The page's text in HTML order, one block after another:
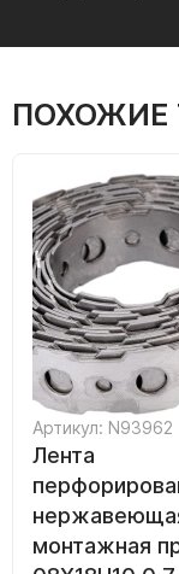
ПОХОЖИЕ
Артикул: N93962
Лента
монтажная